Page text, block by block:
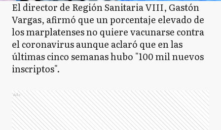
El director de Región Sanitaria VIII, Gastón
Vargas, afirmó que un porcentaje elevado de
los marplatenses no quiere vacunarse contra
el coronavirus aunque aclaró que en las
últimas cinco semanas hubo "100 mil nuevos
inscriptos".
Ads